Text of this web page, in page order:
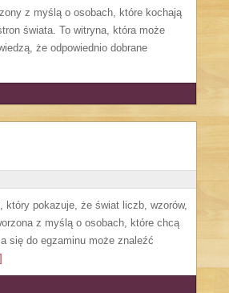
z myślą o osobach, które kochają
świata. To witryna, która może
że odpowiednio dobrane
który pokazuje, że świat liczb, wzorów,
z myślą o osobach, które chcą
się do egzaminu może znaleźć